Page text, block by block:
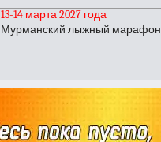
13-14 марта 2027 года
Мурманский лыжный марафон